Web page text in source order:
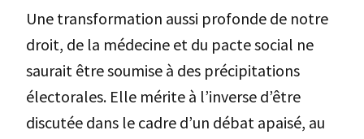
Une transformation aussi profonde de notre
droit, de la médecine et du pacte social ne
saurait être soumise à des précipitations
électorales. Elle mérite à l’inverse d’être
discutée dans le cadre d’un débat apaisé, au